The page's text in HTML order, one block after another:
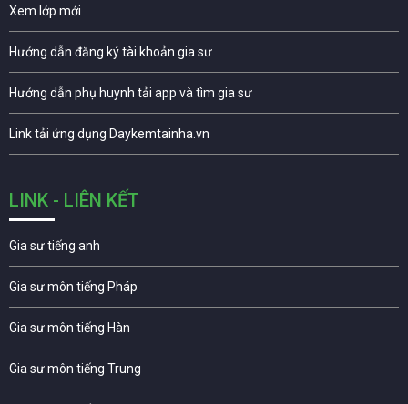
Xem lớp mới
Hướng dẫn đăng ký tài khoản gia sư
Hướng dẫn phụ huynh tải app và tìm gia sư
Link tải ứng dụng Daykemtainha.vn
LINK - LIÊN KẾT
Gia sư tiếng anh
Gia sư môn tiếng Pháp
Gia sư môn tiếng Hàn
Gia sư môn tiếng Trung